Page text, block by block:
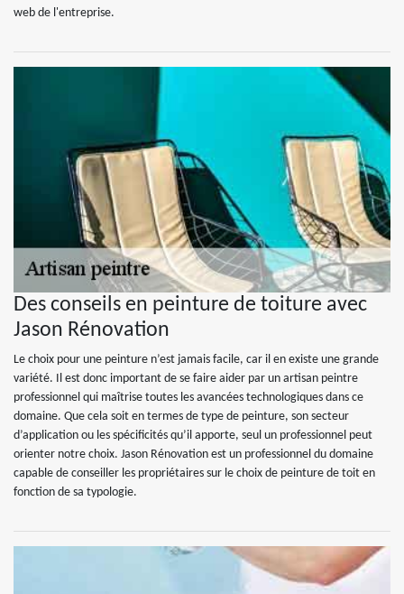
web de l'entreprise.
Des conseils en peinture de toiture avec
Jason Rénovation
Le choix pour une peinture n’est jamais facile, car il en existe une grande
variété. Il est donc important de se faire aider par un artisan peintre
professionnel qui maîtrise toutes les avancées technologiques dans ce
domaine. Que cela soit en termes de type de peinture, son secteur
d’application ou les spécificités qu’il apporte, seul un professionnel peut
orienter notre choix. Jason Rénovation est un professionnel du domaine
capable de conseiller les propriétaires sur le choix de peinture de toit en
fonction de sa typologie.